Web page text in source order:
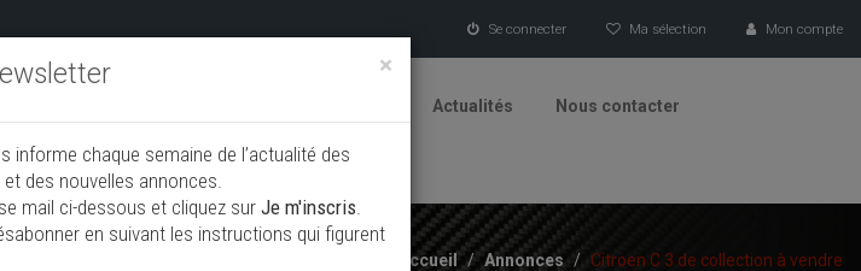
Se connecter Ma sélection Mon compte
Actualités Nous contacter
Accueil / Annonces / Citroen C 3 de collection à vendre
×
informe chaque semaine de l’actualité des
des nouvelles annonces.
mail ci-dessous et cliquez sur Je m'inscris.
en suivant les instructions qui figurent